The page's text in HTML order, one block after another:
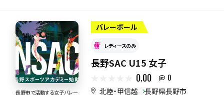
長野市で活動する女子バレー
バレーボール
レディースのみ
長野SAC U15 女子
0.00 0
北陸・甲信越 長野県長野市